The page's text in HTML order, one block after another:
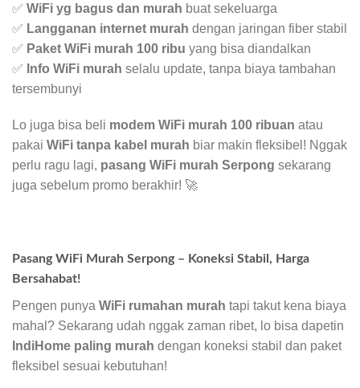
✅ WiFi yg bagus dan murah buat sekeluarga
✅ Langganan internet murah dengan jaringan fiber stabil
✅ Paket WiFi murah 100 ribu yang bisa diandalkan
✅ Info WiFi murah selalu update, tanpa biaya tambahan
tersembunyi
Lo juga bisa beli modem WiFi murah 100 ribuan atau
pakai WiFi tanpa kabel murah biar makin fleksibel! Nggak
perlu ragu lagi, pasang WiFi murah Serpong sekarang
juga sebelum promo berakhir! 🚀
Pasang WiFi Murah Serpong – Koneksi Stabil, Harga
Bersahabat!
Pengen punya WiFi rumahan murah tapi takut kena biaya
mahal? Sekarang udah nggak zaman ribet, lo bisa dapetin
IndiHome paling murah dengan koneksi stabil dan paket
fleksibel sesuai kebutuhan!